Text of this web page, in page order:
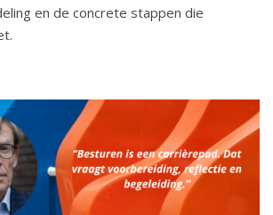
en de concrete stappen die